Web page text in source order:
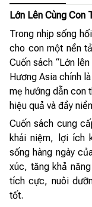
Lớn Lên Cùng Con
Trong nhịp sống
cho con một nền
Cuốn sách “Lớn
Hương Asia chính
mẹ hướng dẫn con
hiệu quả và đầy
Cuốn sách cung
khái niệm, lợi ích
sống hàng ngày
xúc, tăng khả
tích cực, nuôi
tốt.